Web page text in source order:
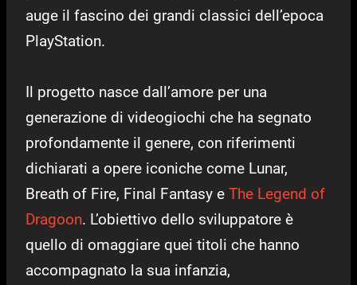
auge il fascino dei grandi classici dell’epoca
PlayStation.
Il progetto nasce dall’amore per una
generazione di videogiochi che ha segnato
profondamente il genere, con riferimenti
dichiarati a opere iconiche come Lunar,
Breath of Fire, Final Fantasy e The Legend of
Dragoon. L’obiettivo dello sviluppatore è
quello di omaggiare quei titoli che hanno
accompagnato la sua infanzia,